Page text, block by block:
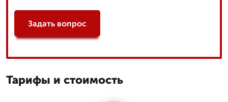
Задать вопрос
Тарифы и стоимость